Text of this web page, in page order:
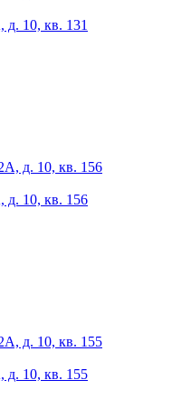
10, кв. 131
д. 10, кв. 156
д. 10, кв. 155